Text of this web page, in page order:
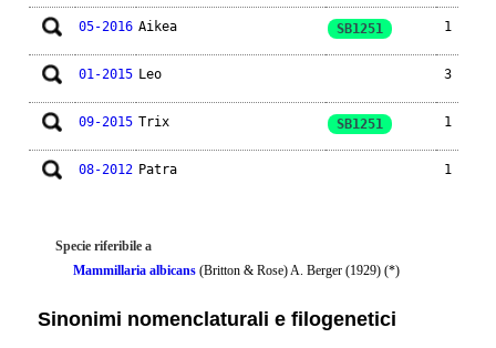
05-2016 Aikea SB1251 1
01-2015 Leo 3
09-2015 Trix SB1251 1
08-2012 Patra 1
Specie riferibile a
Mammillaria albicans (Britton & Rose) A. Berger (1929) (*)
Sinonimi nomenclaturali e filogenetici